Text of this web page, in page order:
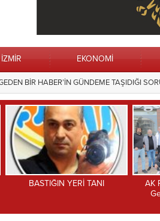
İZMİR EKONOMİ
Sapmaz’ın Adı Menteşe’de Sonsuza
AK Parti SKM dolup taşıyor